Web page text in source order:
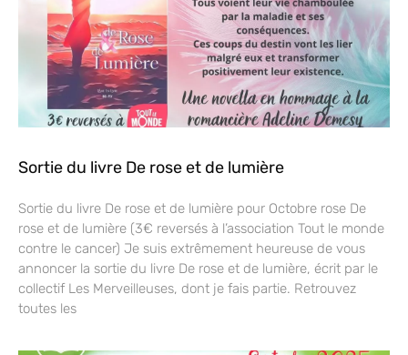
Sortie du livre De rose et de lumière
Sortie du livre De rose et de lumière pour Octobre rose De
rose et de lumière (3€ reversés à l’association Tout le monde
contre le cancer) Je suis extrêmement heureuse de vous
annoncer la sortie du livre De rose et de lumière, écrit par le
collectif Les Merveilleuses, dont je fais partie. Retrouvez
toutes les